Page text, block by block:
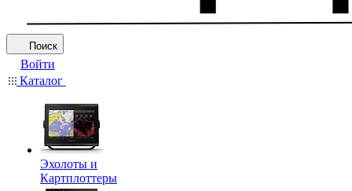
Поиск
Войти
Каталог
Эхолоты и
Картплоттеры